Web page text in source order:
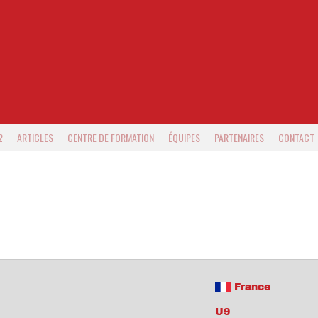
ARTICLES CENTRE DE FORMATION ÉQUIPES PARTENAIRES CONTACT
France
U9